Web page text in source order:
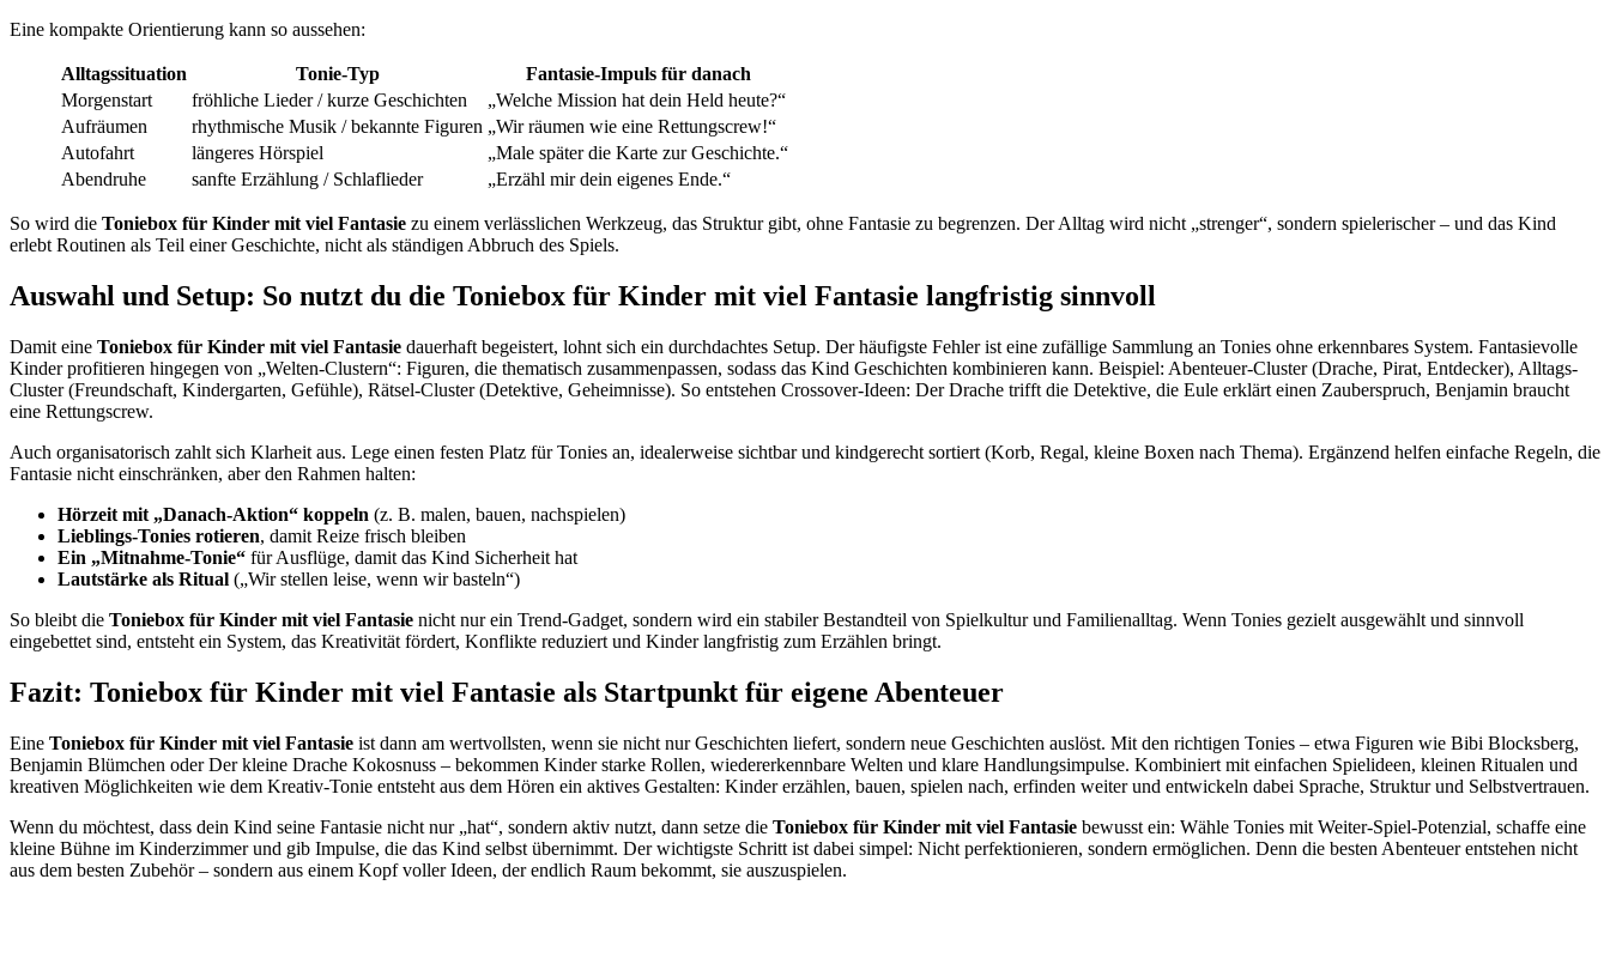
Eine kompakte Orientierung kann so aussehen:
Alltagssituation Tonie-Typ
Fantasie-Impuls für danach
Morgenstart
fröhliche Lieder / kurze Geschichten
„Welche Mission hat dein Held heute?“
Aufräumen
rhythmische Musik / bekannte Figuren „Wir räumen wie eine Rettungscrew!“
Autofahrt
längeres Hörspiel
„Male später die Karte zur Geschichte.“
Abendruhe
sanfte Erzählung / Schlaflieder „Erzähl mir dein eigenes Ende.“
So wird die Toniebox für Kinder mit viel Fantasie zu einem verlässlichen Werkzeug, das Struktur gibt, ohne Fantasie zu begrenzen. Der Alltag wird nicht „strenger“, sondern spielerischer – und das Kind
erlebt Routinen als Teil einer Geschichte, nicht als ständigen Abbruch des Spiels.
Auswahl und Setup: So nutzt du die Toniebox für Kinder mit viel Fantasie langfristig sinnvoll
Damit eine Toniebox für Kinder mit viel Fantasie dauerhaft begeistert, lohnt sich ein durchdachtes Setup. Der häufigste Fehler ist eine zufällige Sammlung an Tonies ohne erkennbares System. Fantasievolle
Kinder profitieren hingegen von „Welten-Clustern“: Figuren, die thematisch zusammenpassen, sodass das Kind Geschichten kombinieren kann. Beispiel: Abenteuer-Cluster (Drache, Pirat, Entdecker), Alltags-
Cluster (Freundschaft, Kindergarten, Gefühle), Rätsel-Cluster (Detektive, Geheimnisse). So entstehen Crossover-Ideen: Der Drache trifft die Detektive, die Eule erklärt einen Zauberspruch, Benjamin braucht
eine Rettungscrew.
Auch organisatorisch zahlt sich Klarheit aus. Lege einen festen Platz für Tonies an, idealerweise sichtbar und kindgerecht sortiert (Korb, Regal, kleine Boxen nach Thema). Ergänzend helfen einfache Regeln, die
Fantasie nicht einschränken, aber den Rahmen halten:
Hörzeit mit „Danach-Aktion“ koppeln (z. B. malen, bauen, nachspielen)
Lieblings-Tonies rotieren, damit Reize frisch bleiben
Ein „Mitnahme-Tonie“ für Ausflüge, damit das Kind Sicherheit hat
Lautstärke als Ritual („Wir stellen leise, wenn wir basteln“)
So bleibt die Toniebox für Kinder mit viel Fantasie nicht nur ein Trend-Gadget, sondern wird ein stabiler Bestandteil von Spielkultur und Familienalltag. Wenn Tonies gezielt ausgewählt und sinnvoll
eingebettet sind, entsteht ein System, das Kreativität fördert, Konflikte reduziert und Kinder langfristig zum Erzählen bringt.
Fazit: Toniebox für Kinder mit viel Fantasie als Startpunkt für eigene Abenteuer
Eine Toniebox für Kinder mit viel Fantasie ist dann am wertvollsten, wenn sie nicht nur Geschichten liefert, sondern neue Geschichten auslöst. Mit den richtigen Tonies – etwa Figuren wie Bibi Blocksberg,
Benjamin Blümchen oder Der kleine Drache Kokosnuss – bekommen Kinder starke Rollen, wiedererkennbare Welten und klare Handlungsimpulse. Kombiniert mit einfachen Spielideen, kleinen Ritualen und
kreativen Möglichkeiten wie dem Kreativ-Tonie entsteht aus dem Hören ein aktives Gestalten: Kinder erzählen, bauen, spielen nach, erfinden weiter und entwickeln dabei Sprache, Struktur und Selbstvertrauen.
Wenn du möchtest, dass dein Kind seine Fantasie nicht nur „hat“, sondern aktiv nutzt, dann setze die Toniebox für Kinder mit viel Fantasie bewusst ein: Wähle Tonies mit Weiter-Spiel-Potenzial, schaffe eine
kleine Bühne im Kinderzimmer und gib Impulse, die das Kind selbst übernimmt. Der wichtigste Schritt ist dabei simpel: Nicht perfektionieren, sondern ermöglichen. Denn die besten Abenteuer entstehen nicht
aus dem besten Zubehör – sondern aus einem Kopf voller Ideen, der endlich Raum bekommt, sie auszuspielen.